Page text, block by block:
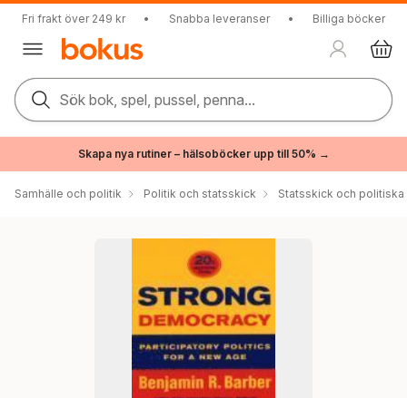
Fri frakt över 249 kr • Snabba leveranser • Billiga böcker
Sök bok, spel, pussel, penna...
Skapa nya rutiner – hälsoböcker upp till 50% →
Samhälle och politik Politik och statsskick Statsskick och